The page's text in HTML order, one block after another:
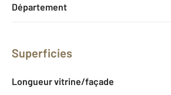
Département
Superficies
Longueur vitrine/façade